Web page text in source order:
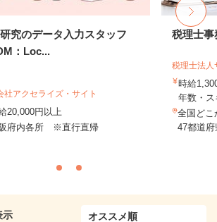
究のデータ入力スタッフ
：Loc...
社アクセライズ・サイト
20,000円以上
府内各所 ※直行直帰
税理士事
税理士法人
時給
年数・
全国どこ
47都道
示